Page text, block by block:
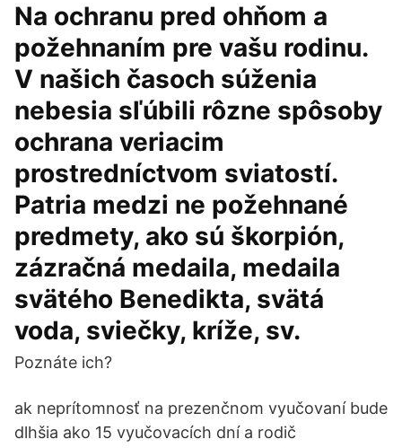
Na ochranu pred ohňom a
požehnaním pre vašu rodinu.
V našich časoch súženia
nebesia sľúbili rôzne spôsoby
ochrana veriacim
prostredníctvom sviatostí.
Patria medzi ne požehnané
predmety, ako sú škorpión,
zázračná medaila, medaila
svätého Benedikta, svätá
voda, sviečky, kríže, sv.
Poznáte ich?
ak neprítomnosť na prezenčnom vyučovaní bude
dlhšia ako 15 vyučovacích dní a rodič